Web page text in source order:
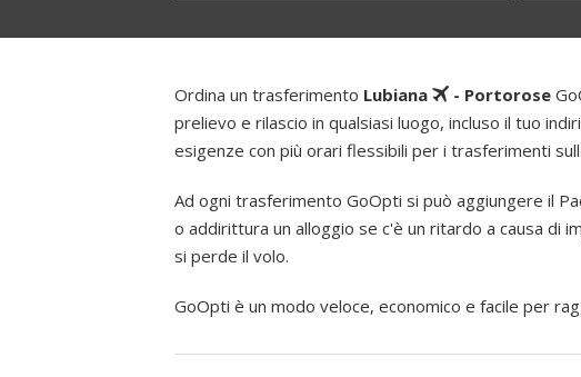
Ordina un trasferimento Lubiana - Portorose
prelievo e rilascio in qualsiasi luogo, incluso il tuo
esigenze con più orari flessibili per i trasferimenti
Ad ogni trasferimento GoOpti si può aggiungere il
o addirittura un alloggio se c'è un ritardo a causa di
si perde il volo.
GoOpti è un modo veloce, economico e facile per